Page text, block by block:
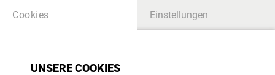
Cookies Einstellungen
UNSERE COOKIES